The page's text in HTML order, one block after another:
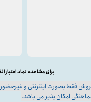
فقط بصورت اینترنتی و
امکان پذیر می باشد.
برای مشاهده نماد اعتبار